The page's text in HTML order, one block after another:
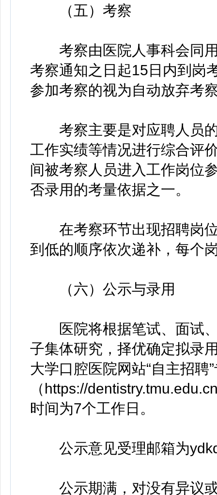
（五）考察
考察由医院人事科会同用
考察通知之日起15日内到岗
参加考察的视为自动放弃考
考察主要是对应聘人员的
工作实绩等情况进行综合评
间被考察人员进入工作岗位
否录用的考量依据之一。
在考察环节出现招聘岗位
到低的顺序依次递补，每个
（六）公示与录用
医院将根据笔试、面试、
子集体研究，择优确定拟录
大学口腔医院网站“自主招聘
（https://
时间为7个工作日。
公示意见受理邮箱为
公示期满，对没有异议或